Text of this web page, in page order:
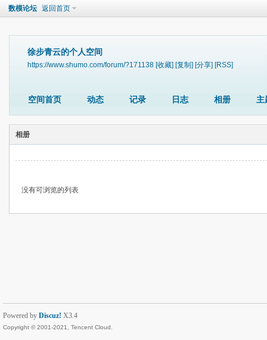
数模论坛 返回首页
徐步青云的个人空间
https://www.shumo.com/forum/?171138 [收藏] [复制] [分享] [RSS]
空间首页 动态 记录 日志 相册 主
相册
没有可浏览的列表
Powered by Discuz! X3.4
Copyright © 2001-2021, Tencent Cloud.